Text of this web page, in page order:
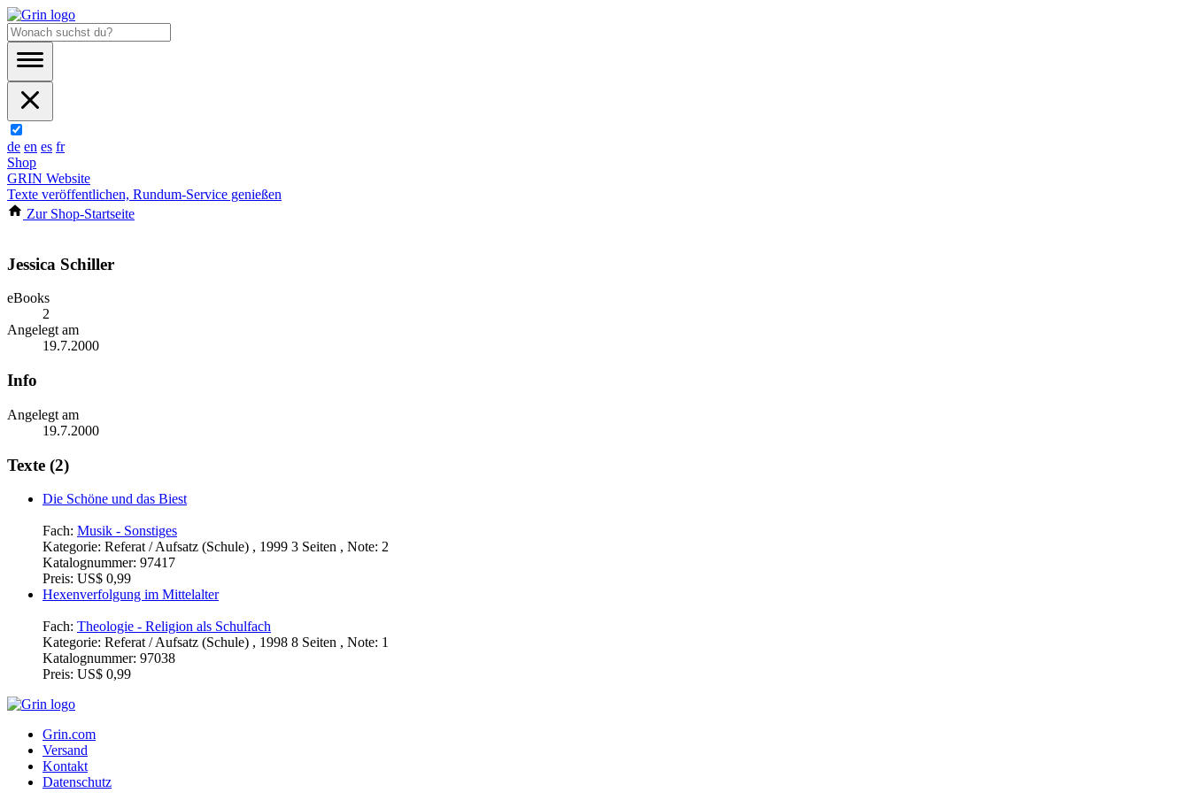
de en es fr
Shop
GRIN Website
Texte veröffentlichen, Rundum-Service genießen
Zur Shop-Startseite
Jessica Schiller
eBooks
2
Angelegt am
19.7.2000
Info
Angelegt am
19.7.2000
Texte (2)
Die Schöne und das Biest
Fach: Musik - Sonstiges
Kategorie: Referat / Aufsatz (Schule) , 1999 3 Seiten , Note: 2
Katalognummer: 97417
Preis: US$ 0,99
Hexenverfolgung im Mittelalter
Fach: Theologie - Religion als Schulfach
Kategorie: Referat / Aufsatz (Schule) , 1998 8 Seiten , Note: 1
Katalognummer: 97038
Preis: US$ 0,99
Grin.com
Versand
Kontakt
Datenschutz